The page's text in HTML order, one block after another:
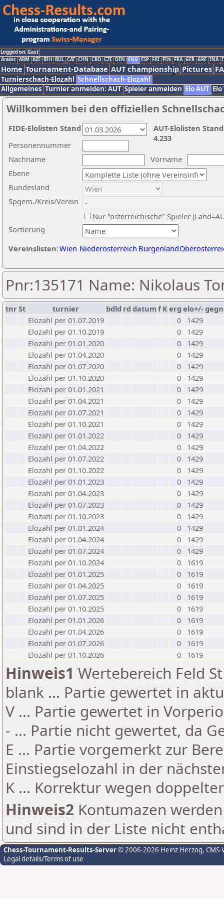
Logged on: Gast
Arabic ARM AZE BIH BUL CAT CHN CRO CZE DEN ENG ESP FAI FIN FRA GER GRE INA
Home Tournament-Database AUT championship Pictures
Turnierschach-Elozahl Schnellschach-Elozahl
Allgemeines Turnier anmelden: AUT Spieler anmelden Elo AUT
Willkommen bei den offiziellen
Nachname
Vorname
Ebene
Sortierung
Personennummer
Bundesland
Spgem./Kreis/Verein
Nur "österreichische" Spieler
Vereinslisten:Wien Niederösterreich Burgenland
AUT-Elolisten
4.233
FIDE-Elolisten Stand
Pnr:135171 Name: Nikolaus
tnrSt turnier bdld rd datumf Kerg elo+/-
Elozahl per 01.07.2019
0
1429
Elozahl per 01.10.2019
0
1429
Elozahl per 01.01.2020
0
1429
Elozahl per 01.04.2020
0
1429
Elozahl per 01.07.2020
0
1429
Elozahl per 01.10.2020
0
1429
Elozahl per 01.01.2021
0
1429
Elozahl per 01.04.2021
0
1429
Elozahl per 01.07.2021
0
1429
Elozahl per 01.10.2021
0
1429
Elozahl per 01.01.2022
0
1429
Elozahl per 01.04.2022
0
1429
Elozahl per 01.07.2022
0
1429
Elozahl per 01.10.2022
0
1429
Elozahl per 01.01.2023
0
1429
Elozahl per 01.04.2023
0
1429
Elozahl per 01.07.2023
0
1429
Elozahl per 01.10.2023
0
1429
Elozahl per 01.01.2024
0
1429
Elozahl per 01.04.2024
0
1429
Elozahl per 01.07.2024
0
1429
Elozahl per 01.10.2024
0
1619
Elozahl per 01.01.2025
0
1619
Elozahl per 01.04.2025
0
1619
Elozahl per 01.07.2025
0
1619
Elozahl per 01.10.2025
0
1619
Elozahl per 01.01.2026
0
1619
Elozahl per 01.04.2026
0
1619
Elozahl per 01.07.2026
0
1619
Elozahl per 01.10.2026
0 1619
Hinweis1 Wertebereich Feld
blank ... Partie gewertet in
V ... Partie gewertet in
- ... Partie nicht gewertet, da
E ... Partie vorgemerkt zur
Einstiegselozahl in der
K ... Korrektur wegen
Hinweis2 Kontumazen
und sind in der Liste nicht
Chess-Tournament-Results-Server© 2006-2026 Heinz Herzog,
Legal details/Terms of use